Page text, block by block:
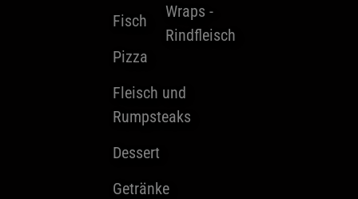
Fisch
Pizza
Fleisch und
Rumpsteaks
Dessert
Getränke
Wraps -
Rindfleisch